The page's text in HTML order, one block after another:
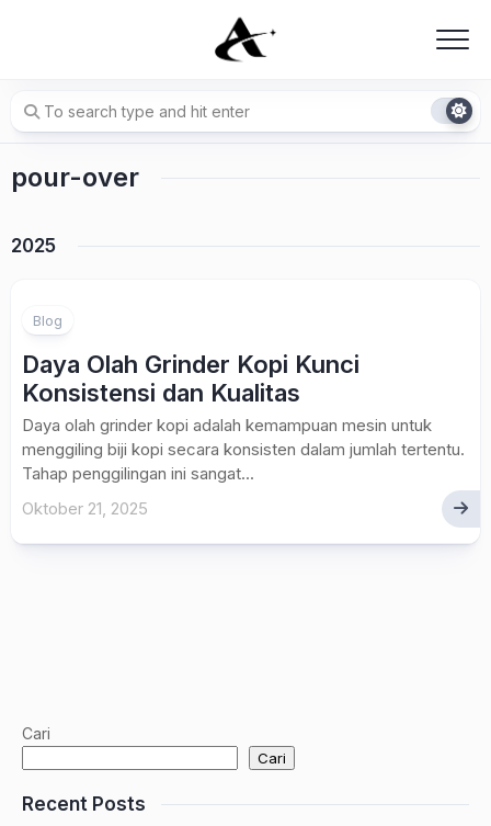
pour-over
2025
Blog
Daya Olah Grinder Kopi Kunci
Konsistensi dan Kualitas
Daya olah grinder kopi adalah kemampuan mesin untuk
menggiling biji kopi secara konsisten dalam jumlah tertentu.
Tahap penggilingan ini sangat...
Oktober 21, 2025
Cari
Cari
Recent Posts